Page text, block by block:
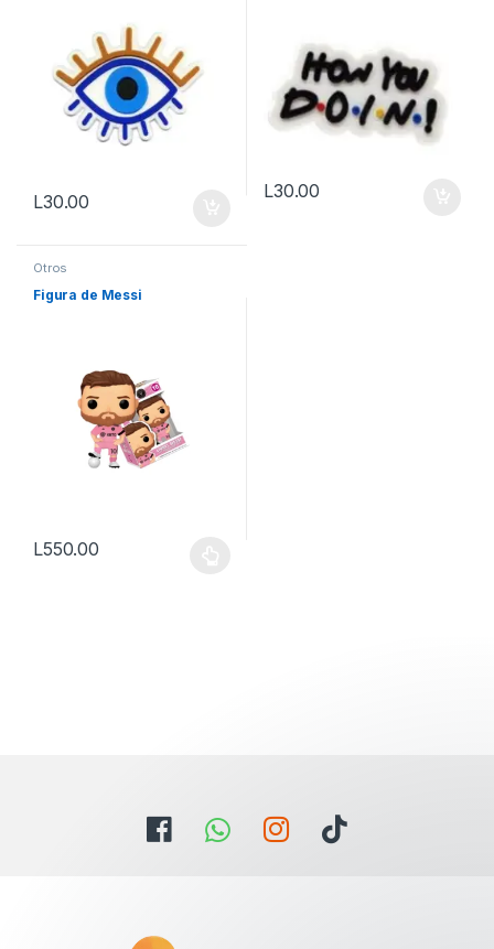
L30.00
L30.00
Otros
Figura de Messi
L550.00